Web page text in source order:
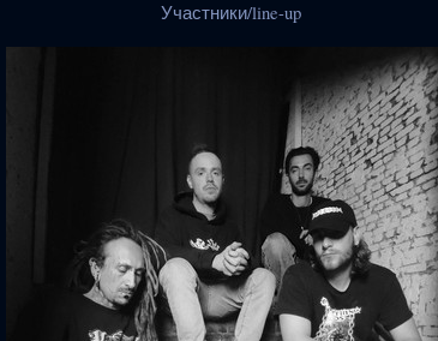
Участники/line-up